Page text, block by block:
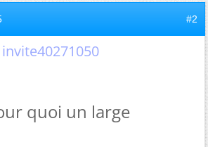
#2
invite40271050
quoi un large